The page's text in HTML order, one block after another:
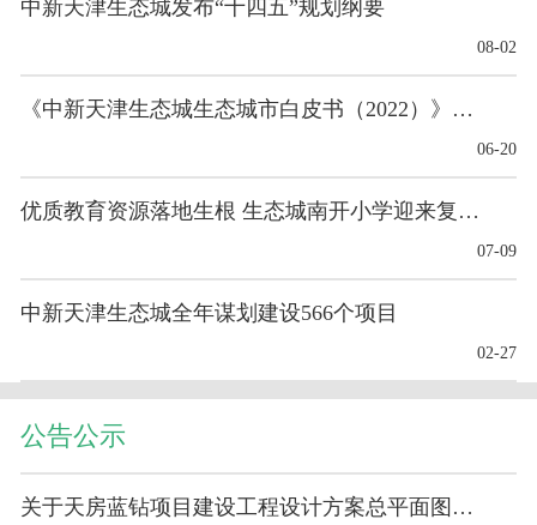
中新天津生态城发布“十四五”规划纲要
08-02
《中新天津生态城生态城市白皮书（2022）》发布
06-20
优质教育资源落地生根 生态城南开小学迎来复校后首...
07-09
中新天津生态城全年谋划建设566个项目
02-27
公告公示
关于天房蓝钻项目建设工程设计方案总平面图的公布